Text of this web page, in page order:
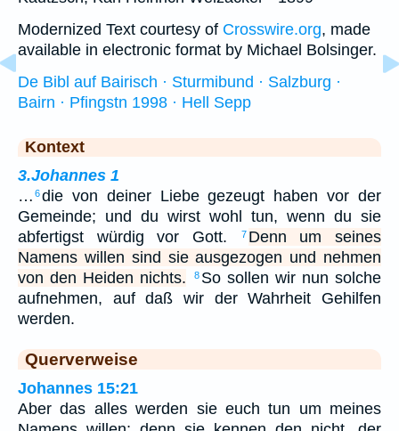
Modernized Text courtesy of Crosswire.org, made
available in electronic format by Michael Bolsinger.
De Bibl auf Bairisch · Sturmibund · Salzburg ·
Bairn · Pfingstn 1998 · Hell Sepp
Kontext
3.Johannes 1
… 6die von deiner Liebe gezeugt haben vor der
Gemeinde; und du wirst wohl tun, wenn du sie
abfertigst würdig vor Gott.
7 Denn um seines
Namens willen sind sie ausgezogen und nehmen
von den Heiden nichts.
8 So sollen wir nun solche
aufnehmen, auf daß wir der Wahrheit Gehilfen
werden.
Querverweise
Johannes 15:21
Aber das alles werden sie euch tun um meines